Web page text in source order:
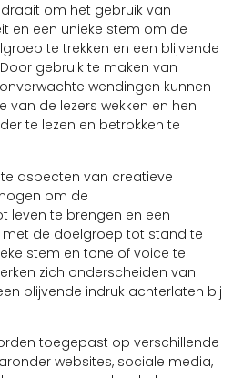
om het gebruik van
en een unieke stem om de
te trekken en een blijvende
gebruik te maken van
wendingen kunnen
van de lezers wekken en hen
te lezen en betrokken te
aspecten van creatieve
om de
leven te brengen en een
de doelgroep tot stand te
stem en tone of voice te
zich onderscheiden van
blijvende indruk achterlaten bij
toegepast op verschillende
websites, sociale media,